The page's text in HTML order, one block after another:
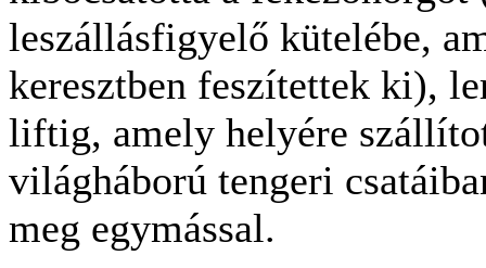
leszállásfigyelő kütelébe,
keresztben feszítettek ki),
liftig, amely helyére
világháború tengeri
meg egymással.